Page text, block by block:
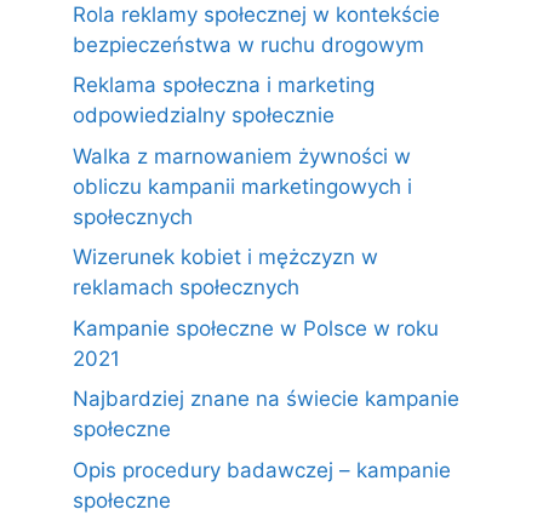
Rola reklamy społecznej w kontekście
bezpieczeństwa w ruchu drogowym
Reklama społeczna i marketing
odpowiedzialny społecznie
Walka z marnowaniem żywności w
obliczu kampanii marketingowych i
społecznych
Wizerunek kobiet i mężczyzn w
reklamach społecznych
Kampanie społeczne w Polsce w roku
2021
Najbardziej znane na świecie kampanie
społeczne
Opis procedury badawczej – kampanie
społeczne